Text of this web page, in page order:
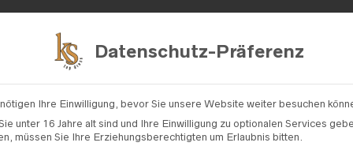
FARA SPOSA / MODELL „RUMBA“
Datenschutz-Präferenz
Ihre Einwilligung, bevor Sie unsere Website weiter besuchen
unter 16 Jahre alt sind und Ihre Einwilligung zu optionalen Services
müssen Sie Ihre Erziehungsberechtigten um Erlaubnis bitten.